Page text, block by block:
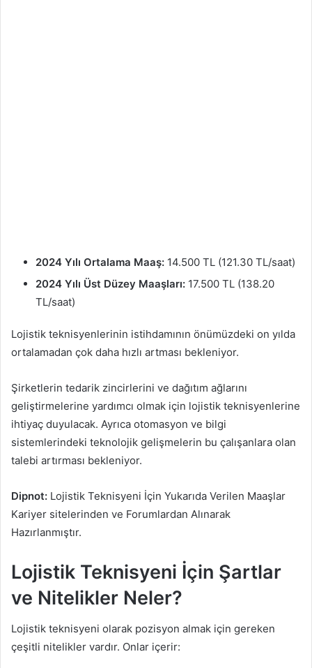
2024 Yılı Ortalama Maaş: 14.500 TL (121.30 TL/saat)
2024 Yılı Üst Düzey Maaşları: 17.500 TL (138.20
TL/saat)
Lojistik teknisyenlerinin istihdamının önümüzdeki on yılda
ortalamadan çok daha hızlı artması bekleniyor.
Şirketlerin tedarik zincirlerini ve dağıtım ağlarını
geliştirmelerine yardımcı olmak için lojistik teknisyenlerine
ihtiyaç duyulacak. Ayrıca otomasyon ve bilgi
sistemlerindeki teknolojik gelişmelerin bu çalışanlara olan
talebi artırması bekleniyor.
Dipnot: Lojistik Teknisyeni İçin Yukarıda Verilen Maaşlar
Kariyer sitelerinden ve Forumlardan Alınarak
Hazırlanmıştır.
Lojistik Teknisyeni İçin Şartlar
ve Nitelikler Neler?
Lojistik teknisyeni olarak pozisyon almak için gereken
çeşitli nitelikler vardır. Onlar içerir: